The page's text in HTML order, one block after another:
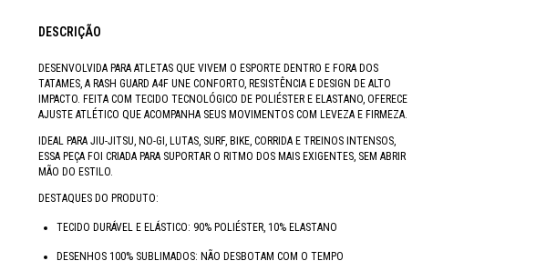
DESCRIÇÃO
DESENVOLVIDA PARA ATLETAS QUE VIVEM O ESPORTE DENTRO E FORA DOS
TATAMES, A RASH GUARD A4F UNE CONFORTO, RESISTÊNCIA E DESIGN DE ALTO
IMPACTO. FEITA COM TECIDO TECNOLÓGICO DE POLIÉSTER E ELASTANO, OFERECE
AJUSTE ATLÉTICO QUE ACOMPANHA SEUS MOVIMENTOS COM LEVEZA E FIRMEZA.
IDEAL PARA JIU-JITSU, NO-GI, LUTAS, SURF, BIKE, CORRIDA E TREINOS INTENSOS,
ESSA PEÇA FOI CRIADA PARA SUPORTAR O RITMO DOS MAIS EXIGENTES, SEM ABRIR
MÃO DO ESTILO.
DESTAQUES DO PRODUTO:
TECIDO DURÁVEL E ELÁSTICO: 90% POLIÉSTER, 10% ELASTANO
DESENHOS 100% SUBLIMADOS: NÃO DESBOTAM COM O TEMPO